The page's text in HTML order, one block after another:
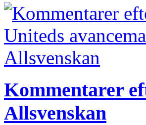
Kommentarer
Allsvenskan